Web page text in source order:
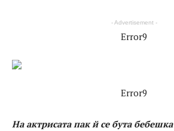
- Advertisement -
Error9
Error9
На актрисата пак й се бута